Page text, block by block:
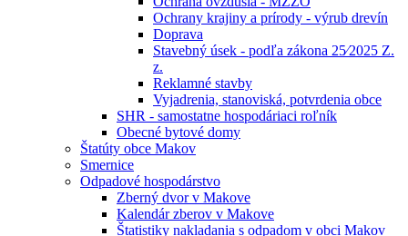
Ochrany krajiny a prírody - výrub drevín
Doprava
Stavebný úsek - podľa zákona 25⁄2025 Z.
z.
Reklamné stavby
Vyjadrenia, stanoviská, potvrdenia obce
SHR - samostatne hospodáriaci roľník
Obecné bytové domy
Štatúty obce Makov
Smernice
Odpadové hospodárstvo
Zberný dvor v Makove
Kalendár zberov v Makove
Štatistiky nakladania s odpadom v obci Makov